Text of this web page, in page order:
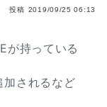
が持っている
加されるなど
投稿 2019/09/25 06:13